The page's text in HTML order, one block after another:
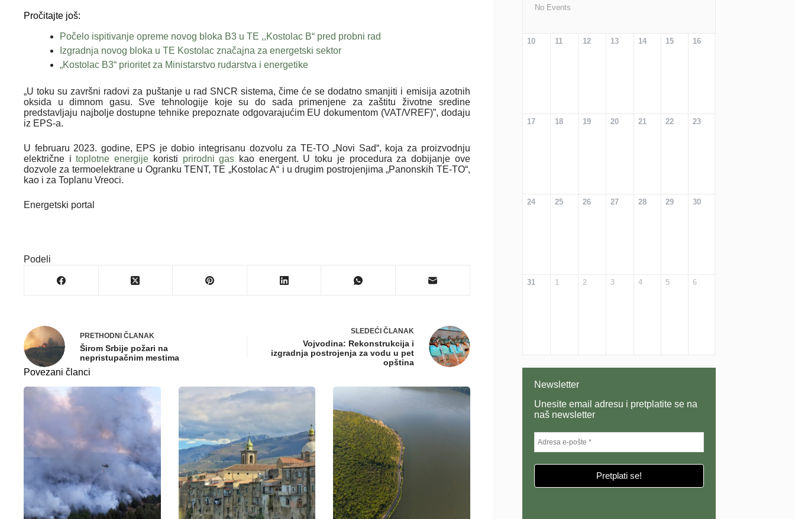
Pročitajte još:
Počelo ispitivanje opreme novog bloka B3 u TE ,,Kostolac B“ pred probni rad
Izgradnja novog bloka u TE Kostolac značajna za energetski sektor
„Kostolac B3“ prioritet za Ministarstvo rudarstva i energetike
„U toku su završni radovi za puštanje u rad SNCR sistema, čime će se dodatno smanjiti i emisija azotnih
oksida u dimnom gasu. Sve tehnologije koje su do sada primenjene za zaštitu životne sredine
predstavljaju najbolje dostupne tehnike prepoznate odgovarajućim EU dokumentom (VAT/VREF)”, dodaju
iz EPS-a.
U februaru 2023. godine, EPS je dobio integrisanu dozvolu za TE-TO „Novi Sad“, koja za proizvodnju
električne itoplotne energije koristi prirodni gas kao energent. U toku je procedura za dobijanje ove
dozvole za termoelektrane u Ogranku TENT, TE „Kostolac A“ i u drugim postrojenjima „Panonskih TE-TO“,
kao i za Toplanu Vreoci.
Energetski portal
Podeli
PRETHODNI ČLANAK
Širom Srbije požari na
nepristupačnim mestima
SLEDEĆI ČLANAK
Vojvodina: Rekonstrukcija i
izgradnja postrojenja za vodu u pet
opština
Povezani članci
No Events
10 11 12 13 14 15 16
17 18 19 20 21 22 23
24 25 26 27 28 29 30
31 1 2 3 4 5 6
Newsletter
Unesite email adresu i pretplatite se na
naš newsletter